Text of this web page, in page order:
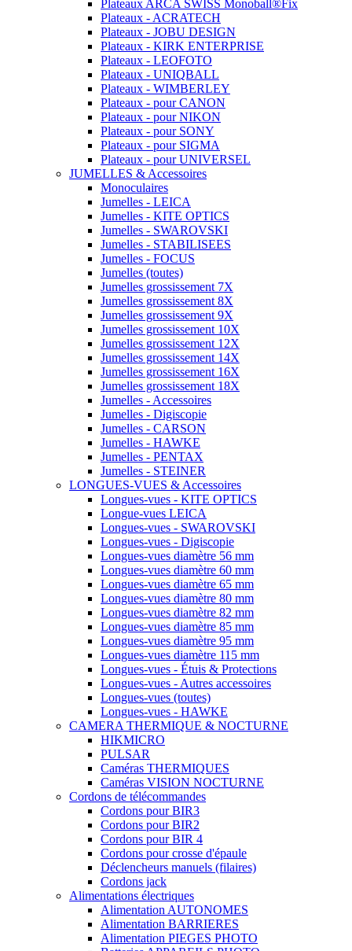
Plateaux ARCA SWISS Monoball®Fix
Plateaux - ACRATECH
Plateaux - JOBU DESIGN
Plateaux - KIRK ENTERPRISE
Plateaux - LEOFOTO
Plateaux - UNIQBALL
Plateaux - WIMBERLEY
Plateaux - pour CANON
Plateaux - pour NIKON
Plateaux - pour SONY
Plateaux - pour SIGMA
Plateaux - pour UNIVERSEL
JUMELLES & Accessoires
Monoculaires
Jumelles - LEICA
Jumelles - KITE OPTICS
Jumelles - SWAROVSKI
Jumelles - STABILISEES
Jumelles - FOCUS
Jumelles (toutes)
Jumelles grossissement 7X
Jumelles grossissement 8X
Jumelles grossissement 9X
Jumelles grossissement 10X
Jumelles grossissement 12X
Jumelles grossissement 14X
Jumelles grossissement 16X
Jumelles grossissement 18X
Jumelles - Accessoires
Jumelles - Digiscopie
Jumelles - CARSON
Jumelles - HAWKE
Jumelles - PENTAX
Jumelles - STEINER
LONGUES-VUES & Accessoires
Longues-vues - KITE OPTICS
Longue-vues LEICA
Longues-vues - SWAROVSKI
Longues-vues - Digiscopie
Longues-vues diamètre 56 mm
Longues-vues diamètre 60 mm
Longues-vues diamètre 65 mm
Longues-vues diamètre 80 mm
Longues-vues diamètre 82 mm
Longues-vues diamètre 85 mm
Longues-vues diamètre 95 mm
Longues-vues diamètre 115 mm
Longues-vues - Étuis & Protections
Longues-vues - Autres accessoires
Longues-vues (toutes)
Longues-vues - HAWKE
CAMERA THERMIQUE & NOCTURNE
HIKMICRO
PULSAR
Caméras THERMIQUES
Caméras VISION NOCTURNE
Cordons de télécommandes
Cordons pour BIR3
Cordons pour BIR2
Cordons pour BIR 4
Cordons pour crosse d'épaule
Déclencheurs manuels (filaires)
Cordons jack
Alimentations électriques
Alimentation AUTONOMES
Alimentation BARRIERES
Alimentation PIEGES PHOTO